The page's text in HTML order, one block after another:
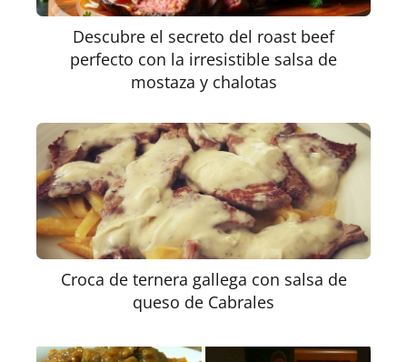
Descubre el secreto del roast beef
perfecto con la irresistible salsa de
mostaza y chalotas
Croca de ternera gallega con salsa de
queso de Cabrales